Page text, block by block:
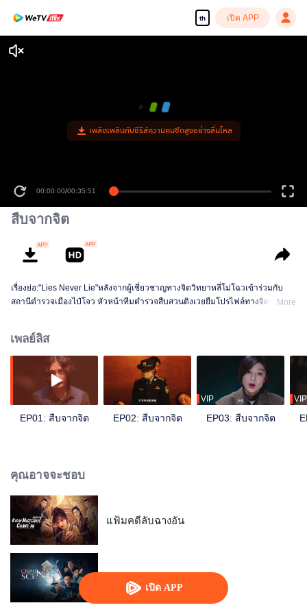
th เปิด APP
เปิด APP
เพลิดเพลินกับซีรีส์ความคมชัดสูงอย่างลื่นไหล
00:00:00/00:35:51
สืบจากจิต
เรื่องย่อ:"Lies Never Lie"หลังจากผู้เชี่ยวชาญทางจิตวิทยาหลี่โม่โฉวเข้าร่วมกับ
สถานีตำรวจเมืองไป๋โจว หัวหน้าทีมตำรวจสืบสวนติงเวยยืมโปรไฟล์ทางจิตวิทยาMore
เพลย์ลิส
EP01: สืบจากจิต EP02: สืบจากจิต
VIP
EP03: สืบจากจิต
VIP
คุณอาจจะชอบ
แฟ้มคดีลับฉางอัน